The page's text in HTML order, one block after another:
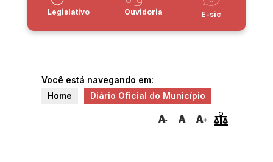
Legislativo Ouvidoria E-sic
Você está navegando em:
Home
Diário Oficial do Município